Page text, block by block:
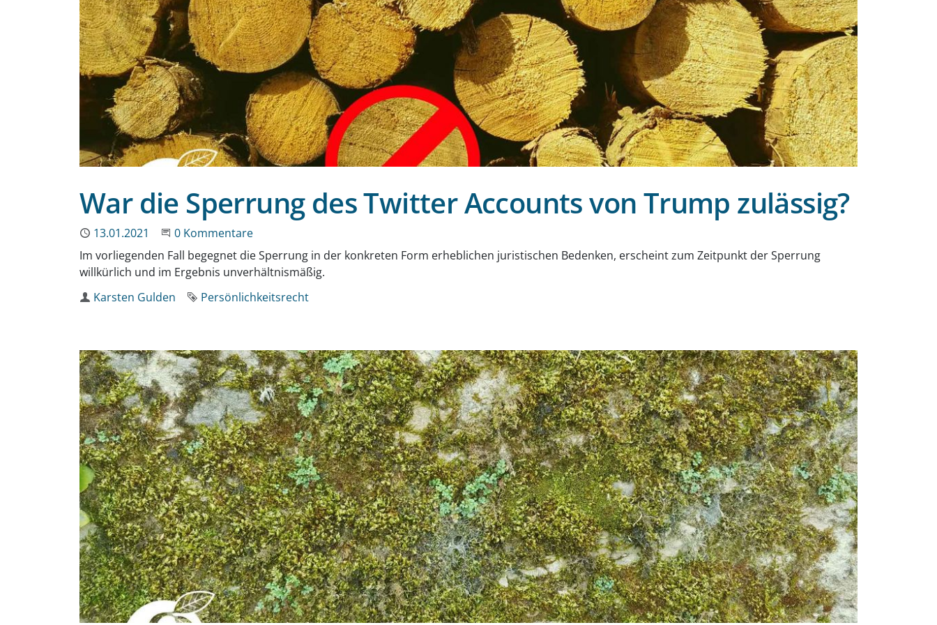
War die Sperrung des Twitter Accounts von Trump zulässig?
Publiziert
13.01.2021 Beginne eine Unterhaltung
0 Kommentare
Im vorliegenden Fall begegnet die Sperrung in der konkreten Form erheblichen juristischen Bedenken, erscheint zum Zeitpunkt der Sperrung
willkürlich und im Ergebnis unverhältnismäßig.
Autor
Karsten Gulden Schlagwort
Persönlichkeitsrecht